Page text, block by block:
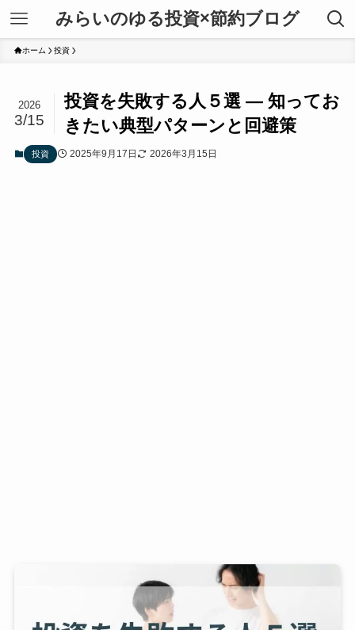
みらいのゆる投資×節約ブログ
ホーム 投資
投資を失敗する人５選 — 知ってお
きたい典型パターンと回避策
2026
3/15
投資 2025年9月17日 2026年3月15日